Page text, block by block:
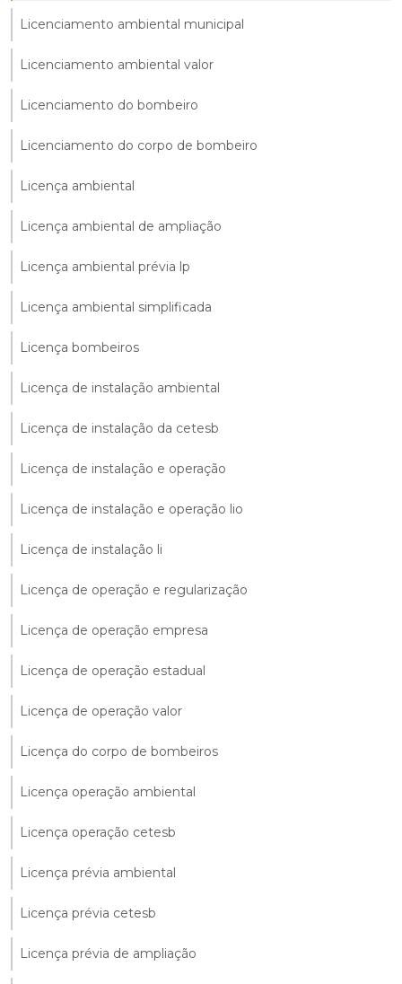
Licenciamento ambiental municipal
Licenciamento ambiental valor
Licenciamento do bombeiro
Licenciamento do corpo de bombeiro
Licença ambiental
Licença ambiental de ampliação
Licença ambiental prévia lp
Licença ambiental simplificada
Licença bombeiros
Licença de instalação ambiental
Licença de instalação da cetesb
Licença de instalação e operação
Licença de instalação e operação lio
Licença de instalação li
Licença de operação e regularização
Licença de operação empresa
Licença de operação estadual
Licença de operação valor
Licença do corpo de bombeiros
Licença operação ambiental
Licença operação cetesb
Licença prévia ambiental
Licença prévia cetesb
Licença prévia de ampliação